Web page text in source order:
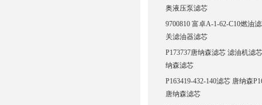
奥液压泵滤芯
9700810 富卓A-1-62-C10燃油
关滤油器滤芯
P173737唐纳森滤芯 滤油机滤
纳森滤芯
P163419-432-140滤芯 唐纳森
唐纳森滤芯